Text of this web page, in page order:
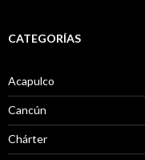
CATEGORÍAS
Acapulco
Cancún
Chárter